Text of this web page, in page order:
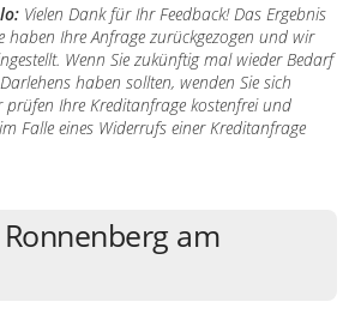
Vielen Dank für Ihr Feedback! Das Ergebnis
haben Ihre Anfrage zurückgezogen und wir
Wenn Sie zukünftig mal wieder Bedarf
haben sollten, wenden Sie sich
prüfen Ihre Kreditanfrage kostenfrei und
Falle eines Widerrufs einer Kreditanfrage
am